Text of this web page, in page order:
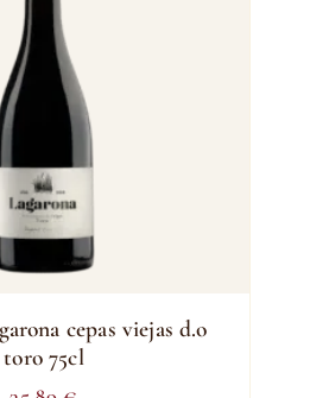
cepas viejas d.o
toro 75cl